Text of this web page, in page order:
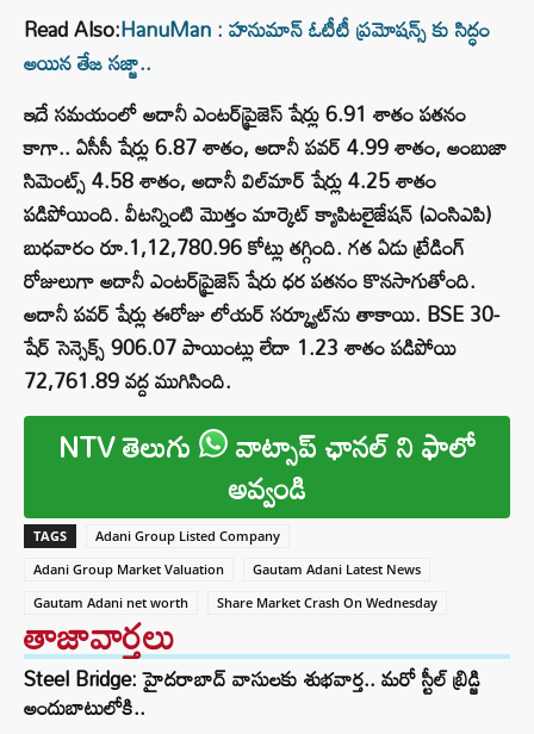
Read Also:HanuMan : హనుమాన్ ఓటీటీ ప్రమోషన్స్ కు సిద్ధం
అయిన తేజ సజ్జా..
ఇదే సమయంలో అదానీ ఎంటర్‌ప్రైజెస్‌ షేర్లు 6.91 శాతం పతనం
కాగా.. ఏసీసీ షేర్లు 6.87 శాతం, అదానీ పవర్‌ 4.99 శాతం, అంబుజా
సిమెంట్స్‌ 4.58 శాతం, అదానీ విల్‌మార్‌ షేర్లు 4.25 శాతం
పడిపోయింది. వీటన్నింటి మొత్తం మార్కెట్ క్యాపిటలైజేషన్ (ఎంసిఎపి)
బుధవారం రూ.1,12,780.96 కోట్లు తగ్గింది. గత ఏడు ట్రేడింగ్
రోజులుగా అదానీ ఎంటర్‌ప్రైజెస్ షేరు ధర పతనం కొనసాగుతోంది.
అదానీ పవర్ షేర్లు ఈరోజు లోయర్ సర్క్యూట్‌ను తాకాయి. BSE 30-
షేర్ సెన్సెక్స్ 906.07 పాయింట్లు లేదా 1.23 శాతం పడిపోయి
72,761.89 వద్ద ముగిసింది.
NTV తెలుగు వాట్సాప్ ఛానల్ ని ఫాలో
అవ్వండి
TAGS
Adani Group Listed Company
Adani Group Market Valuation
Gautam Adani Latest News
Gautam Adani net worth
Share Market Crash On Wednesday
తాజావార్తలు
Steel Bridge: హైదరాబాద్ వాసులకు శుభవార్త.. మరో స్టీల్ బ్రిడ్జి
అందుబాటులోకి..